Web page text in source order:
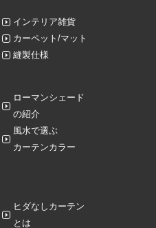
インテリア雑貨
カーペット/マット
縫製仕様
ローマンシェード
の紹介
風水で選ぶ
カーテンカラー
ヒダなしカーテン
とは